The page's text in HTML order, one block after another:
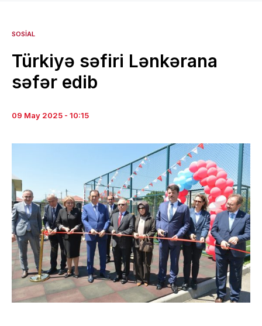
SOSIAL
Türkiyə səfiri Lənkərana
səfər edib
09 May 2025 - 10:15